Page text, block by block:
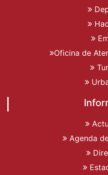
Oficina de
Agenda